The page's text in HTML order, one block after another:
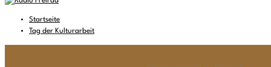
Startseite
Tag der Kulturarbeit